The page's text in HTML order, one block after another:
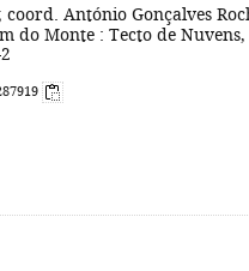
António Gonçalves
do Monte : Tecto de Nuvens,